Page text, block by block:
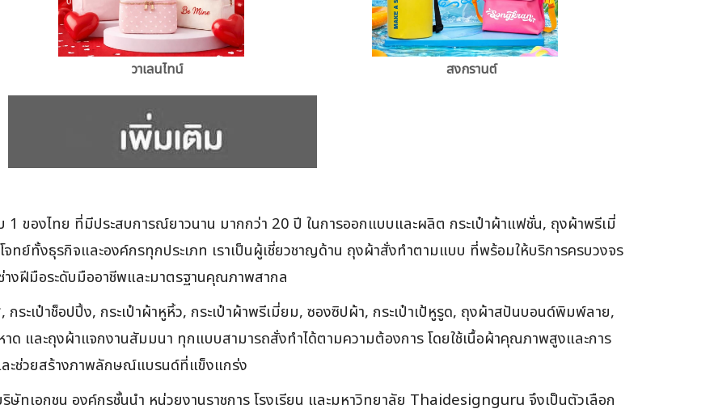
วาเลนไทน์ สงกรานต์
1 ของไทย ที่มีประสบการณ์ยาวนาน มากกว่า 20 ปี ในการออกแบบและผลิต กระเป๋าผ้าแฟชั่น, ถุงผ้าพรีเมี่
ทย์ทั้งธุรกิจและองค์กรทุกประเภท เราเป็นผู้เชี่ยวชาญด้าน ถุงผ้าสั่งทำตามแบบ ที่พร้อมให้บริการครบวงจร
งฝีมือระดับมืออาชีพและมาตรฐานคุณภาพสากล
ระเป๋าช็อปปิ้ง, กระเป๋าผ้าหูหิ้ว, กระเป๋าผ้าพรีเมี่ยม, ซองซิปผ้า, กระเป๋าเป้หูรูด, ถุงผ้าสปันบอนด์พิมพ์ลาย,
หาด และถุงผ้าแจกงานสัมมนา ทุกแบบสามารถสั่งทำได้ตามความต้องการ โดยใช้เนื้อผ้าคุณภาพสูงและการ
ละช่วยสร้างภาพลักษณ์แบรนด์ที่แข็งแกร่ง
ริษัทเอกชน องค์กรชั้นนำ หน่วยงานราชการ โรงเรียน และมหาวิทยาลัย Thaidesignguru จึงเป็นตัวเลือก